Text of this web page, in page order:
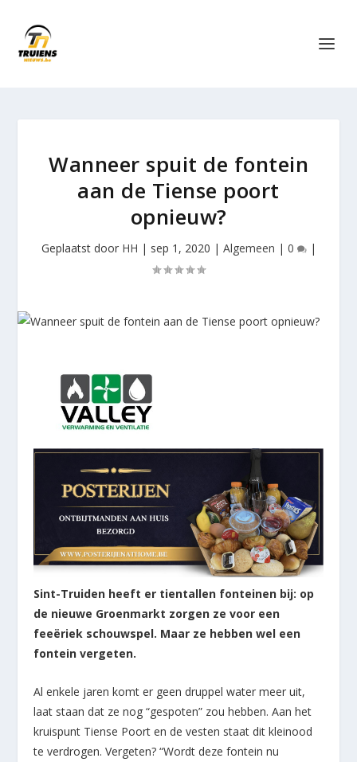
Wanneer spuit de fontein
aan de Tiense poort
opnieuw?
Geplaatst door HH | sep 1, 2020 | Algemeen | 0 |
Sint-Truiden heeft er tientallen fonteinen bij: op
de nieuwe Groenmarkt zorgen ze voor een
feeëriek schouwspel. Maar ze hebben wel een
fontein vergeten.
Al enkele jaren komt er geen druppel water meer uit,
laat staan dat ze nog “gespoten” zou hebben. Aan het
kruispunt Tiense Poort en de vesten staat dit kleinood
te verdrogen. Vergeten? “Wordt deze fontein nu